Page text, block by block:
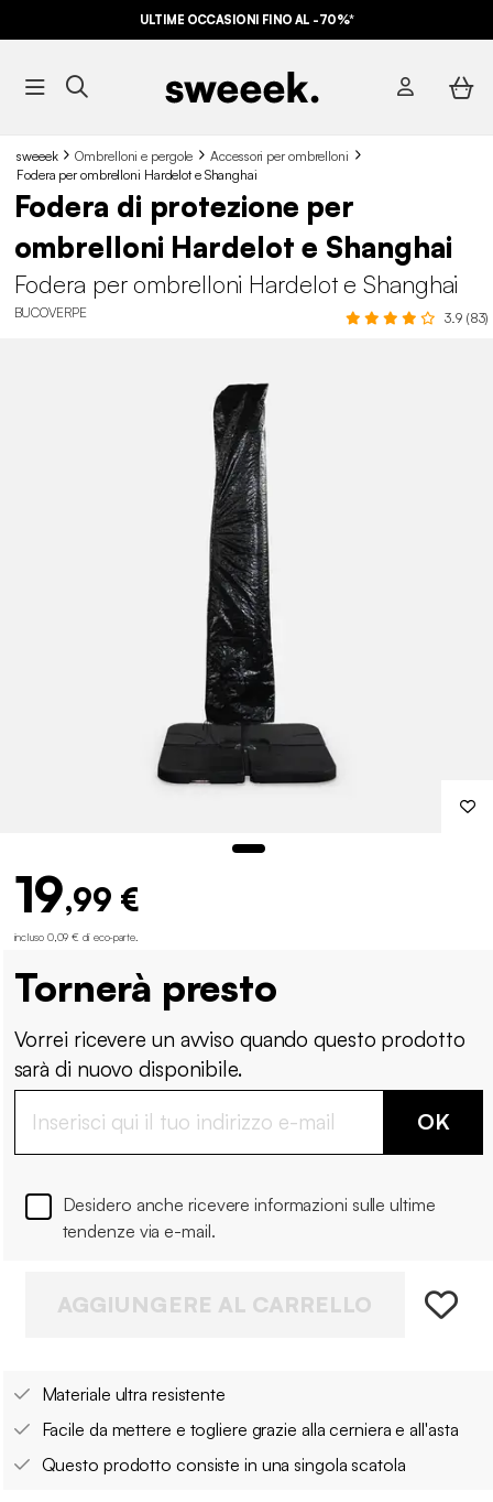
ULTIME OCCASIONI FINO AL -70%*
sweeek Ombrelloni e pergole
Accessori per ombrelloni
Fodera per ombrelloni Hardelot e Shanghai
Fodera di protezione per
ombrelloni Hardelot e Shanghai
Fodera per ombrelloni Hardelot e Shanghai
BUCOVERPE 3.9 (83)
19,99 €
incluso 0,09 € di eco-parte.
Tornerà presto
Vorrei ricevere un avviso quando questo prodotto
sarà di nuovo disponibile.
OK
Desidero anche ricevere informazioni sulle ultime
tendenze via e-mail.
AGGIUNGERE AL CARRELLO
Materiale ultra resistente
Facile da mettere e togliere grazie alla cerniera e all'asta
Questo prodotto consiste in una singola scatola